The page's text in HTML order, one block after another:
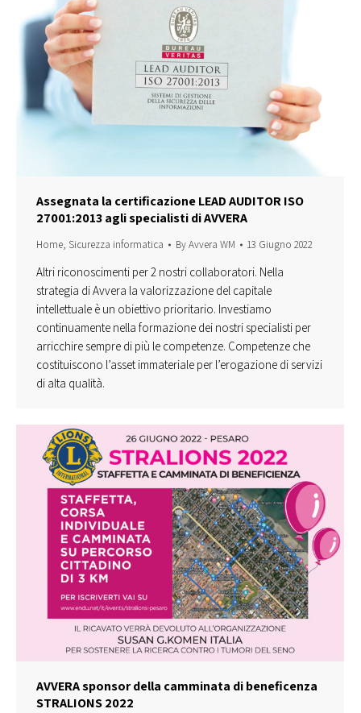
Assegnata la certificazione LEAD AUDITOR ISO
27001:2013 agli specialisti di AVVERA
Home, Sicurezza informatica ByAvvera WM 13 Giugno 2022
Altri riconoscimenti per 2 nostri collaboratori. Nella
strategia di Avvera la valorizzazione del capitale
intellettuale è un obiettivo prioritario. Investiamo
continuamente nella formazione dei nostri specialisti per
arricchire sempre di più le competenze. Competenze che
costituiscono l’asset immateriale per l’erogazione di servizi
di alta qualità.
AVVERA sponsor della camminata di beneficenza
STRALIONS 2022